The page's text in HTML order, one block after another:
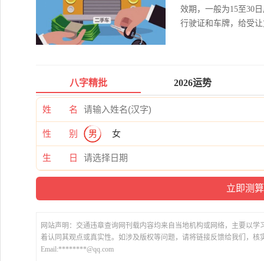
效期，一般为15至30
行驶证和车牌，给受
八字精批 2026运势
姓 名
性 别 男 女
生 日
网站声明：交通违章查询网刊载内容均来自当地机构或网络，主要以
着认同其观点或真实性。如涉及版权等问题，请将链接反馈给我们，核
Email:********@qq.com